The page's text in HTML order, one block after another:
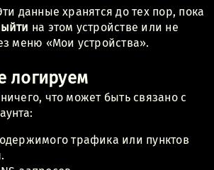
данные хранятся до тех пор, пока
на этом устройстве или не
меню «Мои устройства».
логируем
что может быть связано с
трафика или пунктов